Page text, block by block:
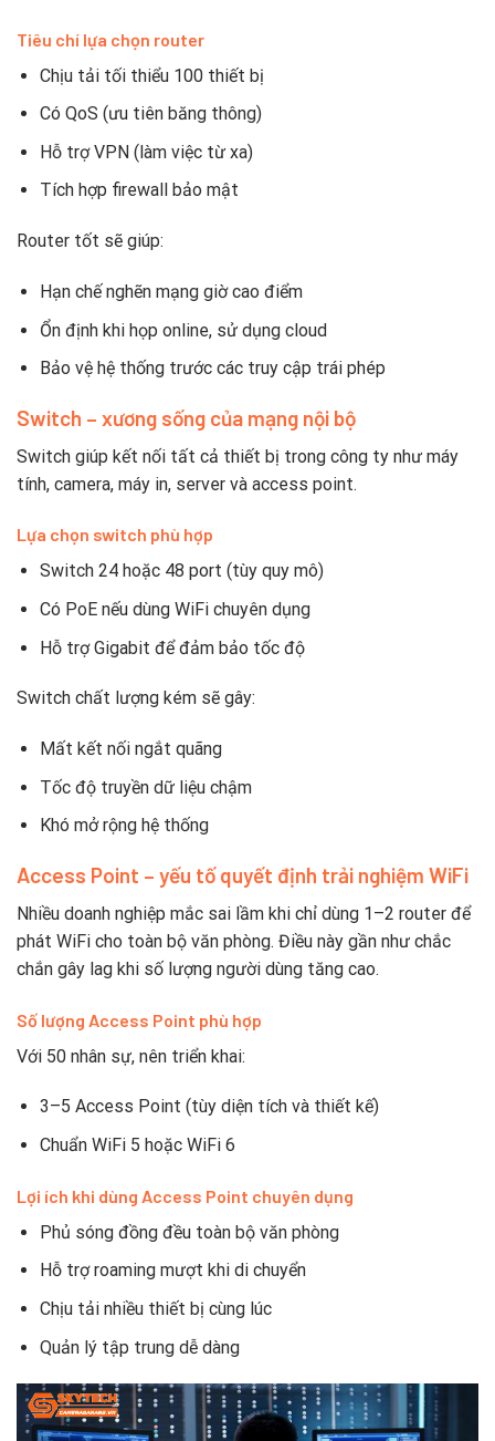
Tiêu chí lựa chọn router
Chịu tải tối thiểu 100 thiết bị
Có QoS (ưu tiên băng thông)
Hỗ trợ VPN (làm việc từ xa)
Tích hợp firewall bảo mật
Router tốt sẽ giúp:
Hạn chế nghẽn mạng giờ cao điểm
Ổn định khi họp online, sử dụng cloud
Bảo vệ hệ thống trước các truy cập trái phép
Switch – xương sống của mạng nội bộ
Switch giúp kết nối tất cả thiết bị trong công ty như máy
tính, camera, máy in, server và access point.
Lựa chọn switch phù hợp
Switch 24 hoặc 48 port (tùy quy mô)
Có PoE nếu dùng WiFi chuyên dụng
Hỗ trợ Gigabit để đảm bảo tốc độ
Switch chất lượng kém sẽ gây:
Mất kết nối ngắt quãng
Tốc độ truyền dữ liệu chậm
Khó mở rộng hệ thống
Access Point – yếu tố quyết định trải nghiệm WiFi
Nhiều doanh nghiệp mắc sai lầm khi chỉ dùng 1–2 router để
phát WiFi cho toàn bộ văn phòng. Điều này gần như chắc
chắn gây lag khi số lượng người dùng tăng cao.
Số lượng Access Point phù hợp
Với 50 nhân sự, nên triển khai:
3–5 Access Point (tùy diện tích và thiết kế)
Chuẩn WiFi 5 hoặc WiFi 6
Lợi ích khi dùng Access Point chuyên dụng
Phủ sóng đồng đều toàn bộ văn phòng
Hỗ trợ roaming mượt khi di chuyển
Chịu tải nhiều thiết bị cùng lúc
Quản lý tập trung dễ dàng